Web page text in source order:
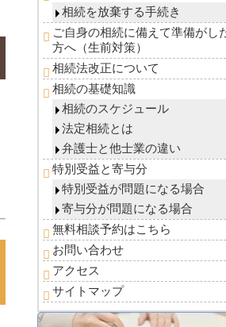
相続を放棄する手続き
ご自身の相続に備えて準備がし
方へ（生前対策）
相続法改正について
相続の基礎知識
相続のスケジュール
法定相続とは
弁護士と他士業の違い
特別受益と寄与分
特別受益が問題になる場合
寄与分が問題になる場合
無料相談予約はこちら
お問い合わせ
アクセス
サイトマップ